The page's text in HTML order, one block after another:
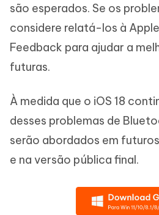
são esperados. Se os
considere relatá-los à
Feedback para ajudar a
futuras.
À medida que o iOS 18
desses problemas de
serão abordados em
e na versão pública final.